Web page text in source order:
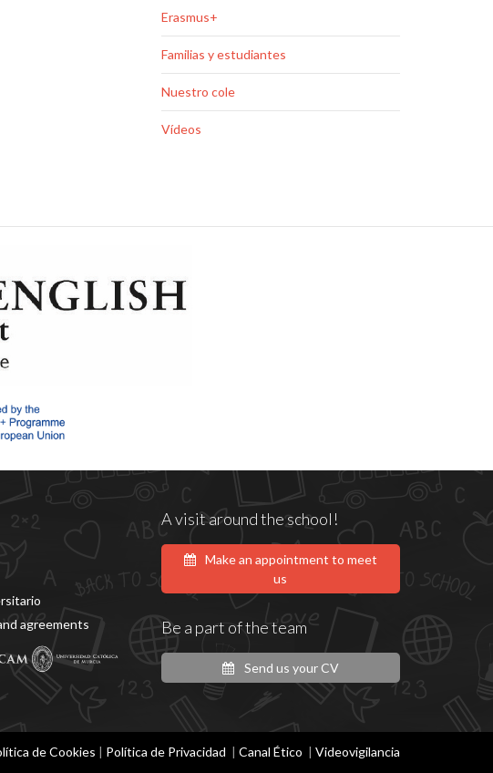
Erasmus+
Familias y estudiantes
Nuestro cole
Vídeos
agreements
A visit around the school!
Make an appointment to meet
us
Be a part of the team
Send us your CV
de Cookies | Política de Privacidad | Canal Ético | Videovigilancia